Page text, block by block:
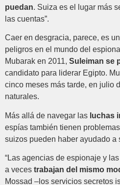
puedan. Suiza es el lugar más
las cuentas”.
Caer en desgracia, parece, es
peligros en el mundo del
Mubarak en 2011, Suleiman se
candidato para liderar Egipto.
cinco meses más tarde, en julio
naturales.
Más allá de navegar las luchas
espías también tienen
suizos pueden haber ayudado a
“Las agencias de espionaje y
a veces trabajan del mismo
Mossad –los servicios secretos